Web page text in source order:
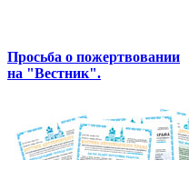
Просьба о пожертвовании
на "Вестник".